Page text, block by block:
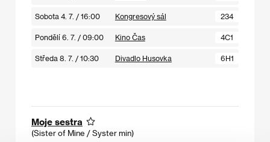
Sobota 4. 7. / 16:00 Kongresový sál 234
Pondělí 6. 7. / 09:00 Kino Čas 4C1
Středa 8. 7. / 10:30 Divadlo Husovka 6H1
Moje sestra
(Sister of Mine / Syster min)